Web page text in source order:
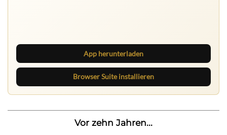
App herunterladen
Browser Suite installieren
Vor zehn Jahren...